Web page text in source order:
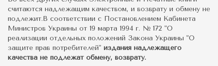
считаются надлежащим качеством, и возврату и обмену не
подлежит.В соответствии с Постановлением Кабинета
Министров Украины от 19 марта 1994 г. № 172 "О
реализации отдельных положений Закона Украины "О
защите прав потребителей" издания надлежащего
качества не подлежат обмену, возврату.